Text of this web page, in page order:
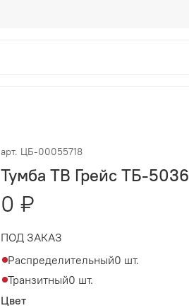
арт. ЦБ-00055718
Тумба ТВ Грейс ТБ-5036
0 ₽
ПОД ЗАКАЗ
Распределительный0 шт.
Транзитный0 шт.
Цвет